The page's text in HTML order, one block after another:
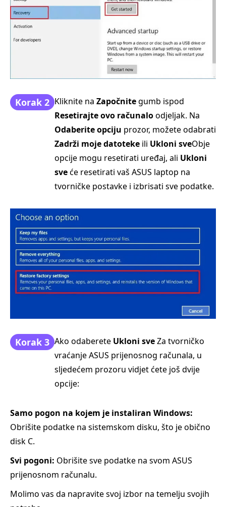
Korak 2 Kliknite na Započnitegumb ispod
Resetirajte ovo računaloodjeljak. Na
Odaberite opciju prozor, možete odabrati
Zadrži moje datoteke ili Ukloni sveObje
opcije mogu resetirati uređaj, ali Ukloni
sveće resetirati vaš ASUS laptop na
tvorničke postavke i izbrisati sve podatke.
Korak 3 Ako odaberete Ukloni sveZa tvorničko
vraćanje ASUS prijenosnog računala, u
sljedećem prozoru vidjet ćete još dvije
opcije:
Samo pogon na kojem je instaliran Windows:
Obrišite podatke na sistemskom disku, što je obično
disk C.
Svi pogoni: Obrišite sve podatke na svom ASUS
prijenosnom računalu.
Molimo vas da napravite svoj izbor na temelju svojih